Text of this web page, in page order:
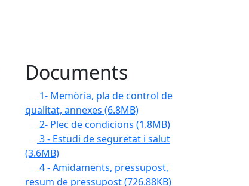
Documents
1- Memòria, pla de control de
qualitat, annexes (6.8MB)
2- Plec de condicions (1.8MB)
3 - Estudi de seguretat i salut
(3.6MB)
4 - Amidaments, pressupost,
resum de pressupost(726.88KB)